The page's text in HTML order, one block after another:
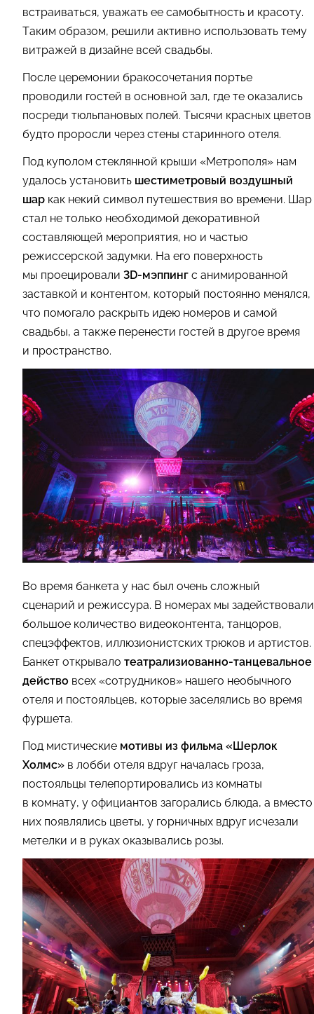
встраиваться, уважать ее самобытность и красоту.
Таким образом, решили активно использовать тему
витражей в дизайне всей свадьбы.
После церемонии бракосочетания портье
проводили гостей в основной зал, где те оказались
посреди тюльпановых полей. Тысячи красных цветов
будто проросли через стены старинного отеля.
Под куполом стеклянной крыши «Метрополя» нам
удалось установить шестиметровый воздушный
шар как некий символ путешествия во времени. Шар
стал не только необходимой декоративной
составляющей мероприятия, но и частью
режиссерской задумки. На его поверхность
мы проецировали 3D-мэппинг с анимированной
заставкой и контентом, который постоянно менялся,
что помогало раскрыть идею номеров и самой
свадьбы, а также перенести гостей в другое время
и пространство.
Во время банкета у нас был очень сложный
сценарий и режиссура. В номерах мы задействовали
большое количество видеоконтента, танцоров,
спецэффектов, иллюзионистских трюков и артистов.
Банкет открывало театрализиованно-танцевальное
действо всех «сотрудников» нашего необычного
отеля и постояльцев, которые заселялись во время
фуршета.
Под мистические мотивы из фильма «Шерлок
Холмс» в лобби отеля вдруг началась гроза,
постояльцы телепортировались из комнаты
в комнату, у официантов загорались блюда, а вместо
них появлялись цветы, у горничных вдруг исчезали
метелки и в руках оказывались розы.